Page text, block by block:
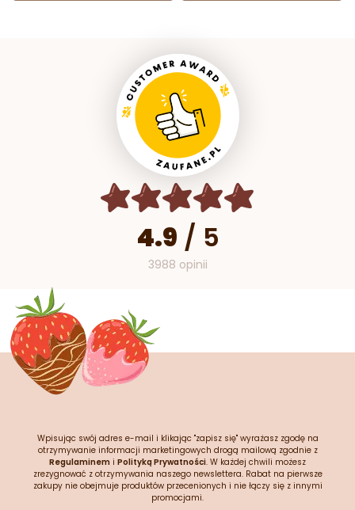
4.9 / 5
3988 opinii
Wpisując swój adres e-mail i klikając "zapisz się" wyrażasz zgodę na
otrzymywanie informacji marketingowych drogą mailową zgodnie z
Regulaminem i Polityką Prywatności. W każdej chwili możesz
zrezygnować z otrzymywania naszego newslettera. Rabat na pierwsze
zakupy nie obejmuje produktów przecenionych i nie łączy się z innymi
promocjami.